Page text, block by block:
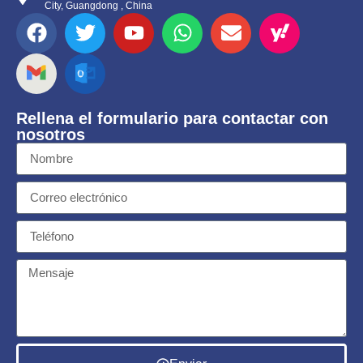
City, Guangdong , China
Rellena el formulario para contactar con
nosotros